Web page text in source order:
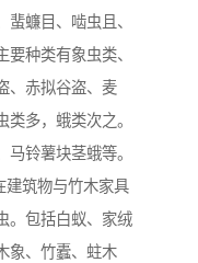
蠊目、啮虫且、
种类有象虫类、
、赤拟谷盗、麦
多，蛾类次之。
铃薯块茎蛾等。
筑物与竹木家具
。包括白蚁、家绒
象、竹蠹、蛀木